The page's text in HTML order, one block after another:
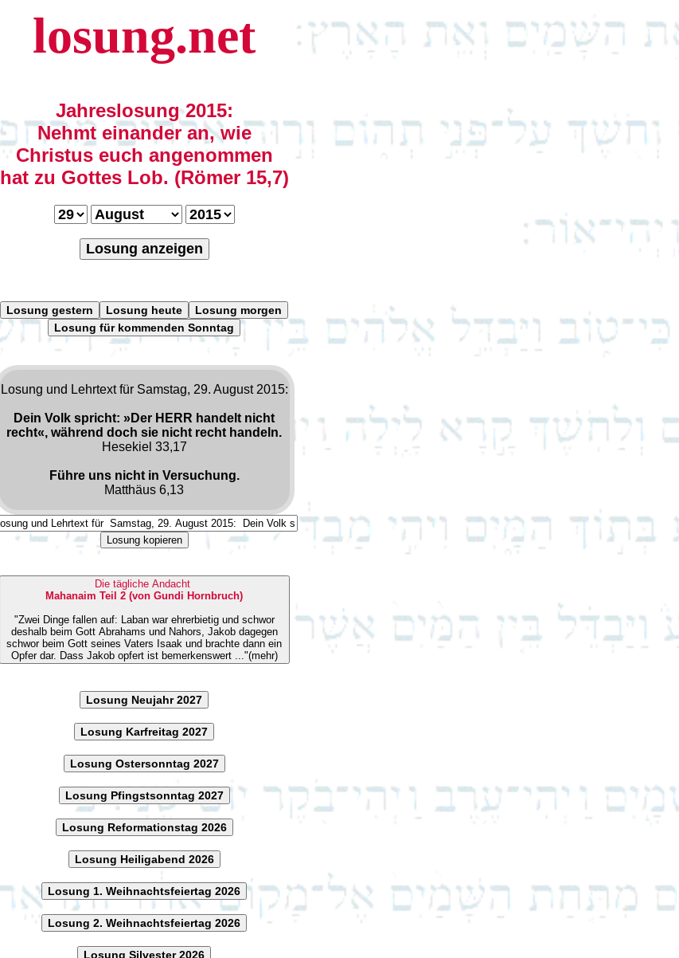
losung.net
Jahreslosung 2015:
Nehmt einander an, wie
Christus euch angenommen
hat zu Gottes Lob. (Römer 15,7)
Losung anzeigen
Losung gestern Losung heute
Losung morgen
Losung für kommenden Sonntag
Losung und Lehrtext für Samstag, 29. August 2015:
Dein Volk spricht: »Der HERR handelt nicht
recht«, während doch sie nicht recht handeln.
Hesekiel 33,17
Führe uns nicht in Versuchung.
Matthäus 6,13
Losung kopieren
Die tägliche Andacht
Mahanaim Teil 2 (von Gundi Hornbruch)
"Zwei Dinge fallen auf: Laban war ehrerbietig und schwor
deshalb beim Gott Abrahams und Nahors, Jakob dagegen
schwor beim Gott seines Vaters Isaak und brachte dann ein
Opfer dar. Dass Jakob opfert ist bemerkenswert ..."(mehr)
Losung Neujahr 2027
Losung Karfreitag 2027
Losung Ostersonntag 2027
Losung Pfingstsonntag 2027
Losung Reformationstag 2026
Losung Heiligabend 2026
Losung 1. Weihnachtsfeiertag 2026
Losung 2. Weihnachtsfeiertag 2026
Losung Silvester 2026